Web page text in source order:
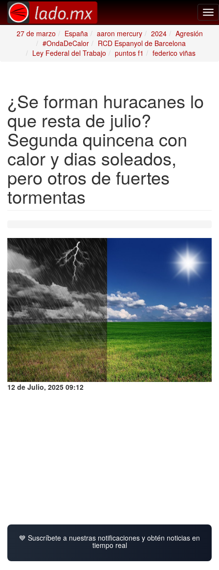
27 de marzo
España aaron mercury 2024
Agresión
#OndaDeCalor
RCD Espanyol de Barcelona
Ley Federal del Trabajo
puntos f1 federico viñas
¿Se forman huracanes lo
que resta de julio?
Segunda quincena con
calor y dias soleados,
pero otros de fuertes
tormentas
12 de Julio, 2025 09:12
💙 Suscríbete a nuestras notificaciones y obtén noticias en
tiempo real